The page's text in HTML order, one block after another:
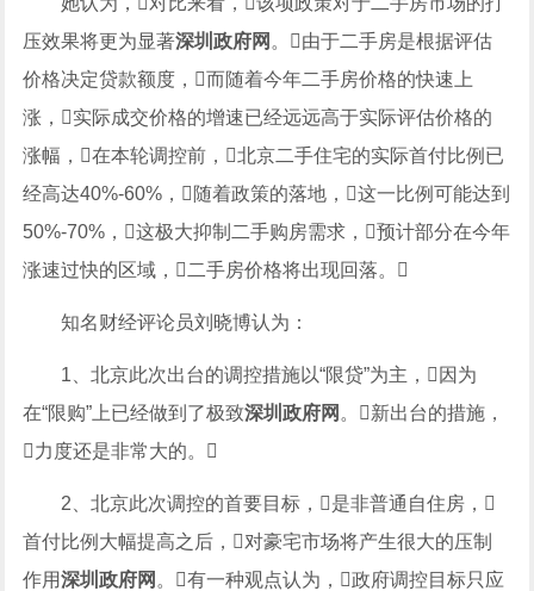
压效果将更为显著深圳政府网 。由于二手房是根据评估
价格决定贷款额度，而随着今年二手房价格的快速上
涨，实际成交价格的增速已经远远高于实际评估价格的
涨幅，在本轮调控前，北京二手住宅的实际首付比例已
经高达40%-60%，随着政策的落地，这一比例可能达到
50%-70%，这极大抑制二手购房需求，预计部分在今年
涨速过快的区域，二手房价格将出现回落。
知名财经评论员刘晓博认为：
1、北京此次出台的调控措施以“限贷”为主，因为
在“限购”上已经做到了极致深圳政府网 。新出台的措施，
力度还是非常大的。
2、北京此次调控的首要目标，是非普通自住房，
首付比例大幅提高之后，对豪宅市场将产生很大的压制
作用深圳政府网 。有一种观点认为，政府调控目标只应